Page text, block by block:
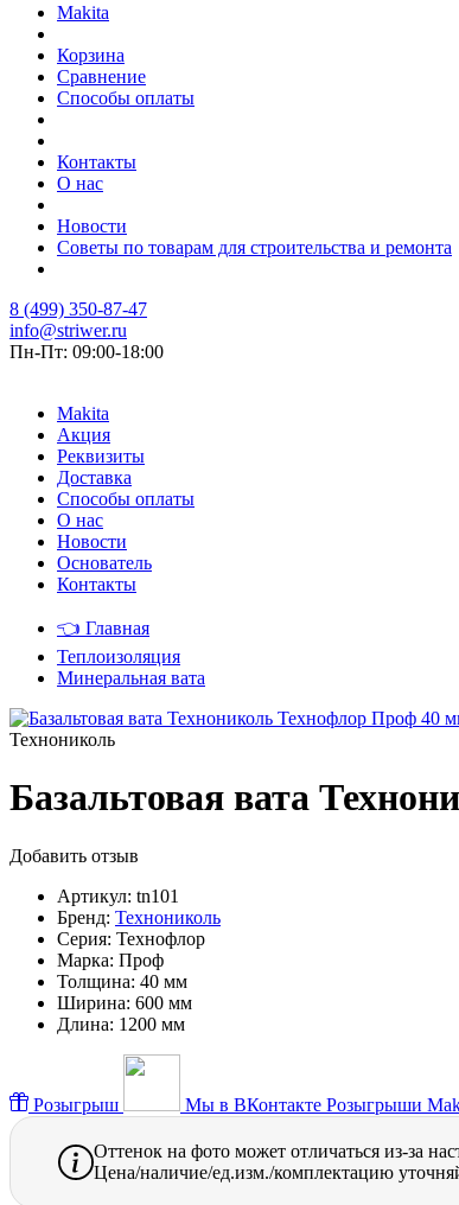
Makita
Корзина
Сравнение
Способы оплаты
Контакты
О нас
Новости
Советы по товарам для строительства и ремонта
8 (499) 350-87-47
info@striwer.ru
Пн-Пт: 09:00-18:00
Makita
Акция
Реквизиты
Доставка
Способы оплаты
О нас
Новости
Основатель
Контакты
👈 Главная
Теплоизоляция
Минеральная вата
Технониколь
Базальтовая вата
Добавить отзыв
Артикул: tn101
Бренд: Технониколь
Серия: Технофлор
Марка: Проф
Толщина: 40 мм
Ширина: 600 мм
Длина: 1200 мм
Розыгрыш Мы в ВКонтакте Розыгрыши
Оттенок на фото может отличаться из-за
Цена/наличие/ед.изм./комплектацию